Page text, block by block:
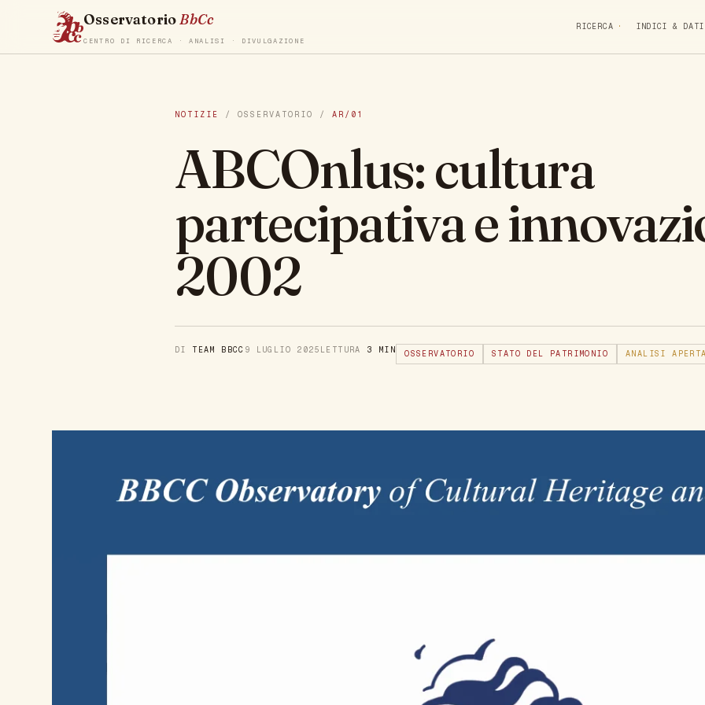
Osservatorio BbCc
CENTRO DI RICERCA · ANALISI · DIVULGAZIONE
RICERCA INDICI & DATI
NOTIZIE / OSSERVATORIO / AR/01
ABCOnlus: cultura
partecipativa e
2002
DI TEAM BBCC 9 LUGLIO 2025 LETTURA 3 MIN OSSERVATORIO STATO DEL PATRIMONIO ANALISI